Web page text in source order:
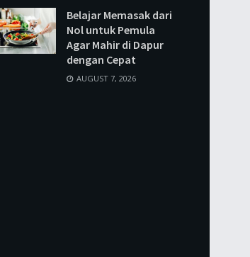
Belajar Memasak dari
Nol untuk Pemula
Agar Mahir di Dapur
dengan Cepat
AUGUST 7, 2026